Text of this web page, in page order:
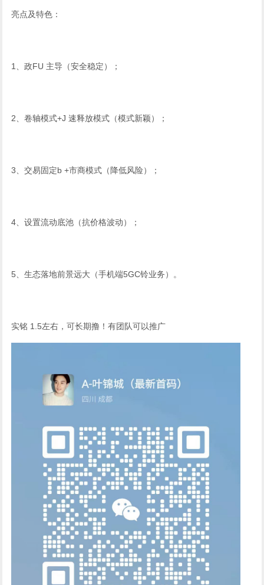
亮点及特色：
1、政FU 主导（安全稳定）；
2、卷轴模式+J 速释放模式（模式新颖）；
3、交易固定b +市商模式（降低风险）；
4、设置流动底池（抗价格波动）；
5、生态落地前景远大（手机端5GC铃业务）。
实铭 1.5左右，可长期撸！有团队可以推广